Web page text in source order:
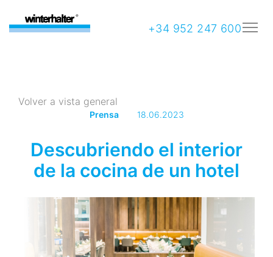
+34 952 247 600
Volver a vista general
Prensa 18.06.2023
Descubriendo el interior
de la cocina de un hotel